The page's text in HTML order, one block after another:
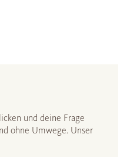
und deine Frage
ohne Umwege. Unser